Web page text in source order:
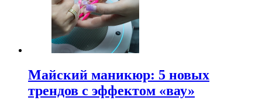
Майский маникюр: 5 новых
трендов с эффектом «вау»